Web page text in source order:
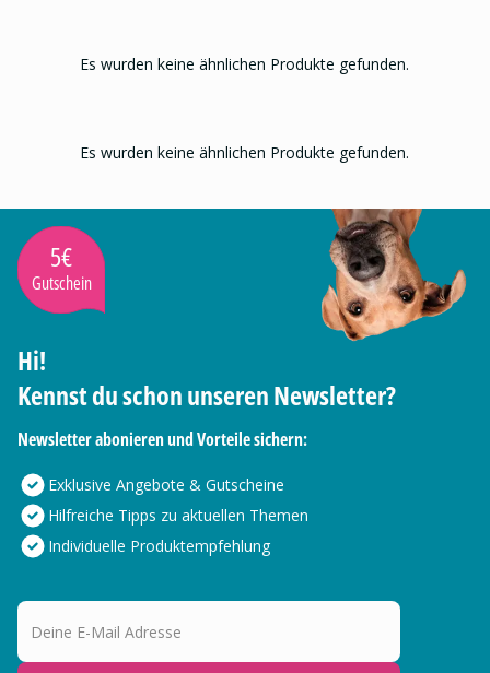
Es wurden keine ähnlichen Produkte gefunden.
Es wurden keine ähnlichen Produkte gefunden.
5€
Gutschein
Hi!
Kennst du schon unseren Newsletter?
Newsletter abonieren und Vorteile sichern:
Exklusive Angebote & Gutscheine
Hilfreiche Tipps zu aktuellen Themen
Individuelle Produktempfehlung
Deine E-Mail Adresse